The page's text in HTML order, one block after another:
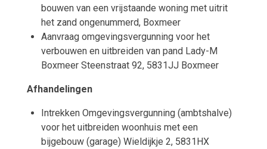
bouwen van een vrijstaande woning met uitrit
het zand ongenummerd, Boxmeer
Aanvraag omgevingsvergunning voor het
verbouwen en uitbreiden van pand Lady-M
Boxmeer Steenstraat 92, 5831JJ Boxmeer
Afhandelingen
Intrekken Omgevingsvergunning (ambtshalve)
voor het uitbreiden woonhuis met een
bijgebouw (garage) Wieldijkje 2, 5831HX